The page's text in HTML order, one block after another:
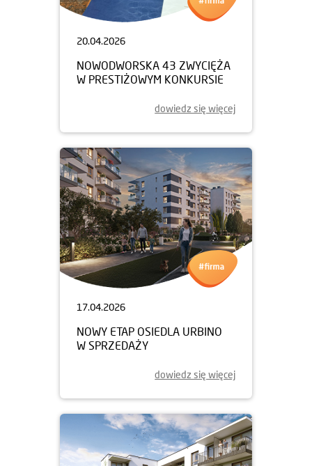
20.04.2026
NOWODWORSKA 43 ZWYCIĘŻA
W PRESTIŻOWYM KONKURSIE
dowiedz się więcej
17.04.2026
NOWY ETAP OSIEDLA URBINO
W SPRZEDAŻY
dowiedz się więcej